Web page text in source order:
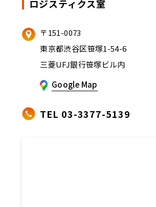
ロジスティクス室
〒151-0073
東京都渋谷区笹塚1-54-6
三菱UFJ銀行笹塚ビル内
Google Map
TEL 03-3377-5139